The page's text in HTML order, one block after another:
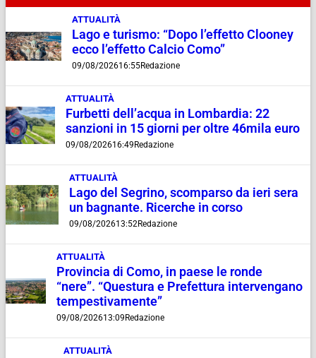
ATTUALITÀ
Lago e turismo: “Dopo l’effetto Clooney
ecco l’effetto Calcio Como”
09/08/202616:55Redazione
ATTUALITÀ
Furbetti dell’acqua in Lombardia: 22
sanzioni in 15 giorni per oltre 46mila euro
09/08/202616:49 Redazione
ATTUALITÀ
Lago del Segrino, scomparso da ieri sera
un bagnante. Ricerche in corso
09/08/202613:52Redazione
ATTUALITÀ
Provincia di Como, in paese le ronde
“nere”. “Questura e Prefettura intervengano
tempestivamente”
09/08/202613:09 Redazione
ATTUALITÀ